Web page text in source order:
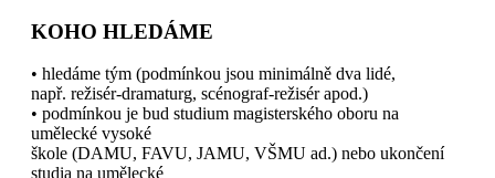
KOHO HLEDÁME
• hledáme tým (podmínkou jsou minimálně dva lidé,
např. režisér-dramaturg, scénograf-režisér apod.)
• podmínkou je bud studium magisterského oboru na
umělecké vysoké
škole (DAMU, FAVU, JAMU, VŠMU ad.) nebo ukončení
studia na umělecké